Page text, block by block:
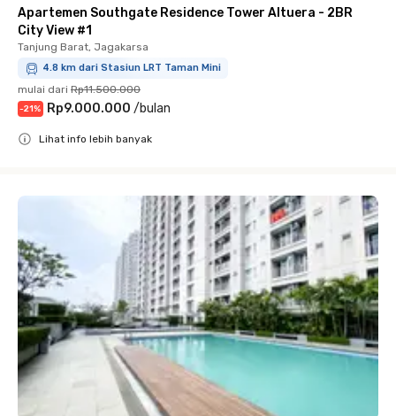
Apartemen Southgate Residence Tower Altuera - 2BR
City View #1
Tanjung Barat, Jagakarsa
4.8 km dari Stasiun LRT Taman Mini
mulai dari Rp11.500.000
-21% Rp9.000.000 /bulan
Lihat info lebih banyak